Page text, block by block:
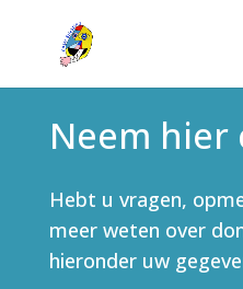
Neem hier
Hebt u vragen,
meer weten over
hieronder uw